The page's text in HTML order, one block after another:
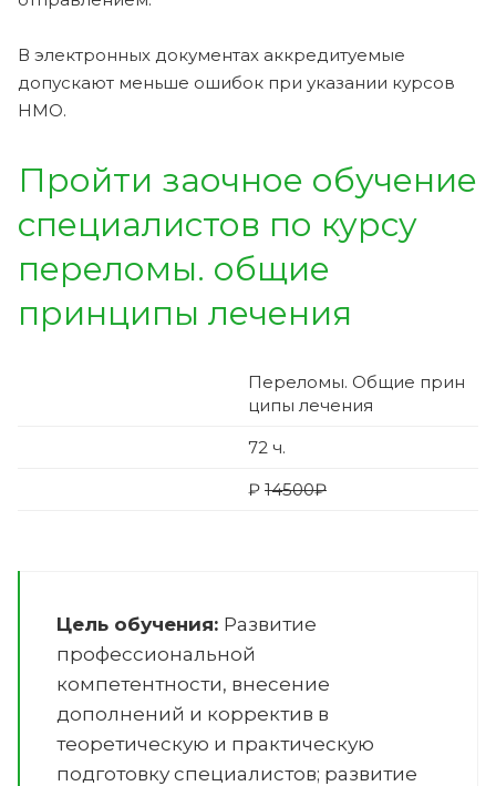
В электронных документах аккредитуемые
допускают меньше ошибок при указании курсов
НМО.
Пройти заочное обучение
специалистов по курсу
переломы. общие
принципы лечения
Переломы. Общие прин
ципы лечения
72 ч.
₽ 14500₽
Цель обучения: Развитие
профессиональной
компетентности, внесение
дополнений и корректив в
теоретическую и практическую
подготовку специалистов; развитие